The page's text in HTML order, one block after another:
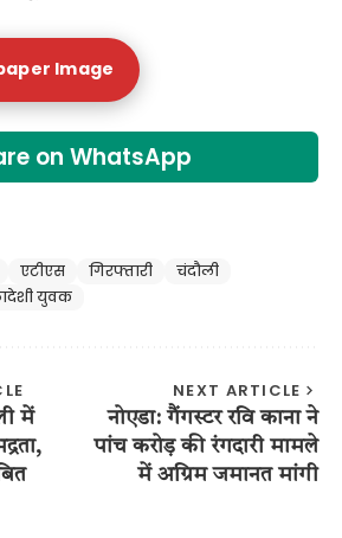
Image
on WhatsApp
एटीएस गिरफ्तारी
चंदौली
युवक
में
NEXT ARTICLE
नोएडा: गैंगस्टर रवि काना ने
पांच करोड़ की रंगदारी मामले
में अग्रिम जमानत मांगी